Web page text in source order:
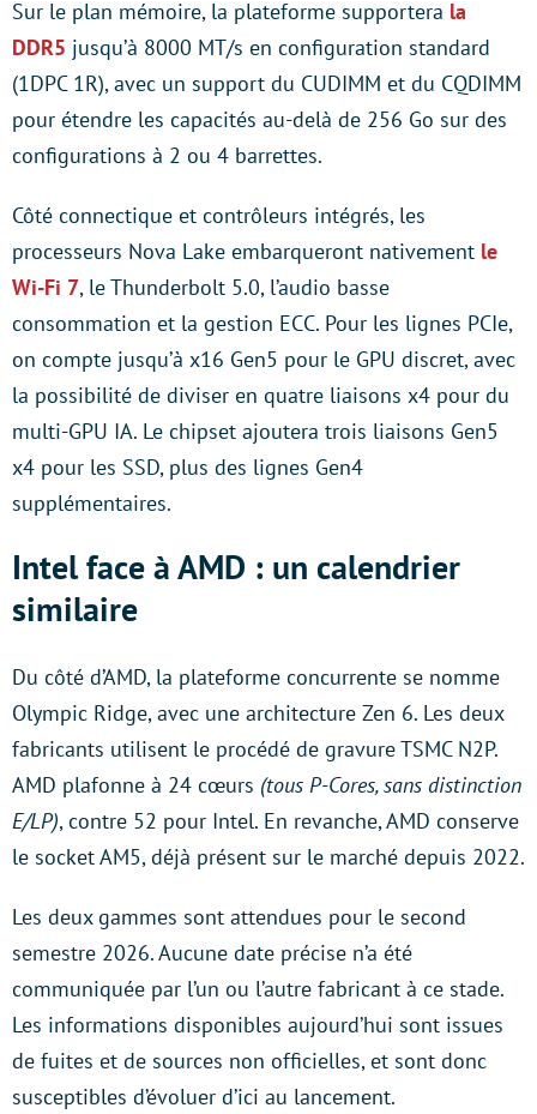
Sur le plan mémoire, la plateforme supportera la
DDR5 jusqu’à 8000 MT/s en configuration standard
(1DPC 1R), avec un support du CUDIMM et du CQDIMM
pour étendre les capacités au-delà de 256 Go sur des
configurations à 2 ou 4 barrettes.
Côté connectique et contrôleurs intégrés, les
processeurs Nova Lake embarqueront nativement le
Wi-Fi 7, le Thunderbolt 5.0, l’audio basse
consommation et la gestion ECC. Pour les lignes PCIe,
on compte jusqu’à x16 Gen5 pour le GPU discret, avec
la possibilité de diviser en quatre liaisons x4 pour du
multi-GPU IA. Le chipset ajoutera trois liaisons Gen5
x4 pour les SSD, plus des lignes Gen4
supplémentaires.
Intel face à AMD : un calendrier
similaire
Du côté d’AMD, la plateforme concurrente se nomme
Olympic Ridge, avec une architecture Zen 6. Les deux
fabricants utilisent le procédé de gravure TSMC N2P.
AMD plafonne à 24 cœurs (tous P-Cores, sans distinction
E/LP), contre 52 pour Intel. En revanche, AMD conserve
le socket AM5, déjà présent sur le marché depuis 2022.
Les deux gammes sont attendues pour le second
semestre 2026. Aucune date précise n’a été
communiquée par l’un ou l’autre fabricant à ce stade.
Les informations disponibles aujourd’hui sont issues
de fuites et de sources non officielles, et sont donc
susceptibles d’évoluer d’ici au lancement.